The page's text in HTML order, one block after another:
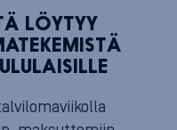
LÖYTYY